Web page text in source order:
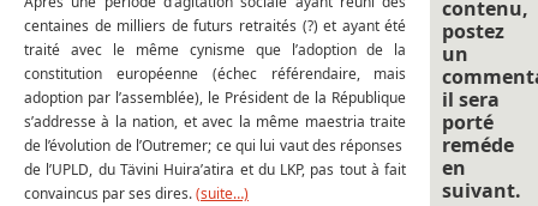
centaines de milliers de futurs retraités (?) et ayant été
traité avec le même cynisme que l’adoption de la
constitution européenne (échec référendaire, mais
adoption par l’assemblée), le Président de la République
s’addresse à la nation, et avec la même maestria traite
de l’évolution de l’Outremer; ce qui lui vaut des réponses
de l’UPLD, du Tävini Huira’atira et du LKP, pas tout à fait
convaincus par ses dires.(suite…)
contenu,
postez
un
il sera
porté
reméde
en
suivant.